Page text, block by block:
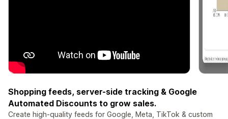
Shopping feeds, server-side tracking & Google
Automated Discounts to grow sales.
Create high-quality feeds for Google, Meta, TikTok & custom